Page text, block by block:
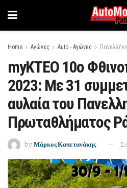
Home Αγώνες Auto - Αγώνες
myKTEO 10ο
2023: Με 31
αυλαία του
Πρωταθλήματος
by Μάρκος Καπετανάκης